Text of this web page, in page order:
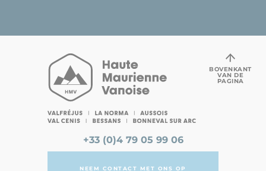
+33 (0)4 79 05 99 06
NEEM CONTACT MET ONS OP
BOVENKANT
VAN DE
PAGINA